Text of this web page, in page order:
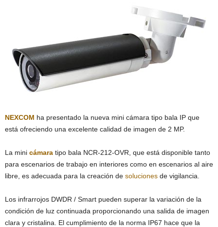
NEXCOM ha presentado la nueva mini cámara tipo bala IP que
está ofreciendo una excelente calidad de imagen de 2 MP.
La mini cámara tipo bala NCR-212-OVR, que está disponible tanto
para escenarios de trabajo en interiores como en escenarios al aire
libre, es adecuada para la creación de soluciones de vigilancia.
Los infrarrojos DWDR / Smart pueden superar la variación de la
condición de luz continuada proporcionando una salida de imagen
clara y cristalina. El cumplimiento de la norma IP67 hace que la